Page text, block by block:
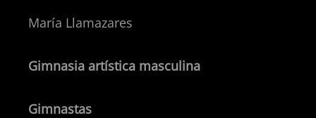
María Llamazares
Gimnasia artística masculina
Gimnastas